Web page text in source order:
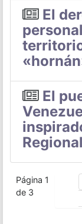
El
El
Página 1
de 3